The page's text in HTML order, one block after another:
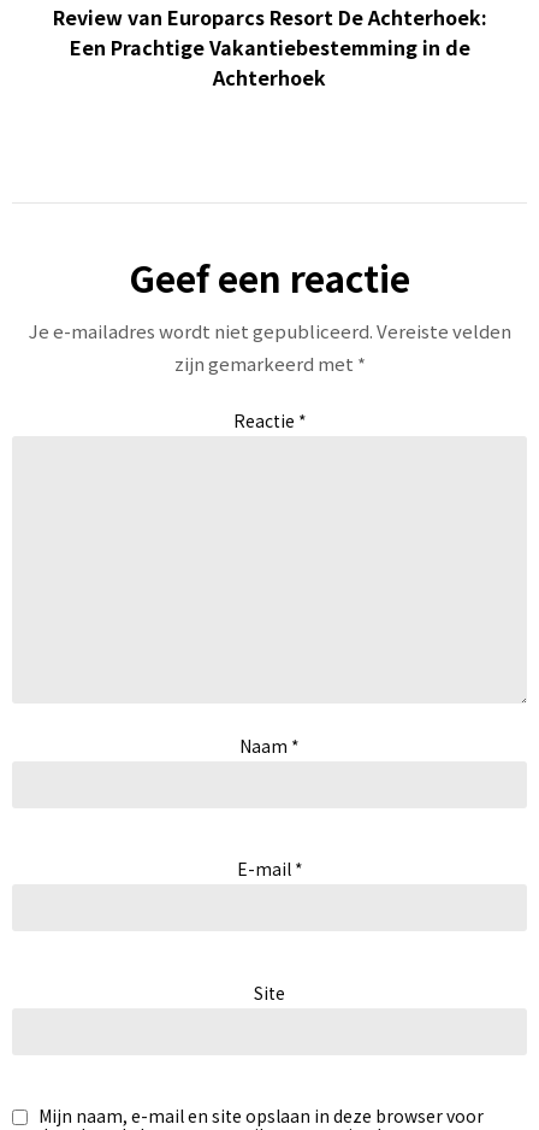
Review van Europarcs Resort De Achterhoek:
Een Prachtige Vakantiebestemming in de
Achterhoek
Geef een reactie
Je e-mailadres wordt niet gepubliceerd.Vereiste velden
zijn gemarkeerd met *
Reactie *
Naam *
E-mail *
Site
Mijn naam, e-mail en site opslaan in deze browser voor